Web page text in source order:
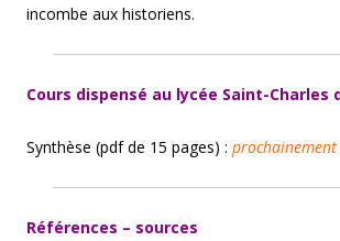
incombe aux historiens.
Cours dispensé au lycée Saint-Charles
Synthèse (pdf de 15 pages) :
Références – sources